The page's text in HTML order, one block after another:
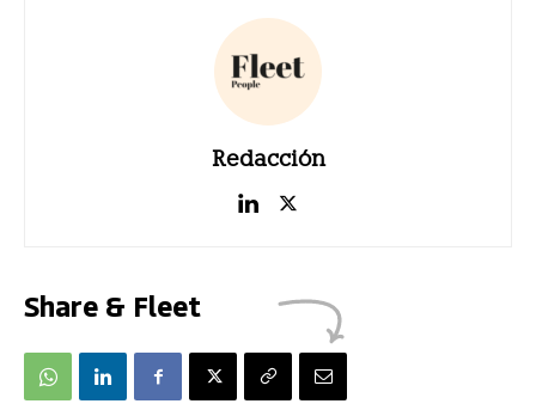
Redacción
Share & Fleet